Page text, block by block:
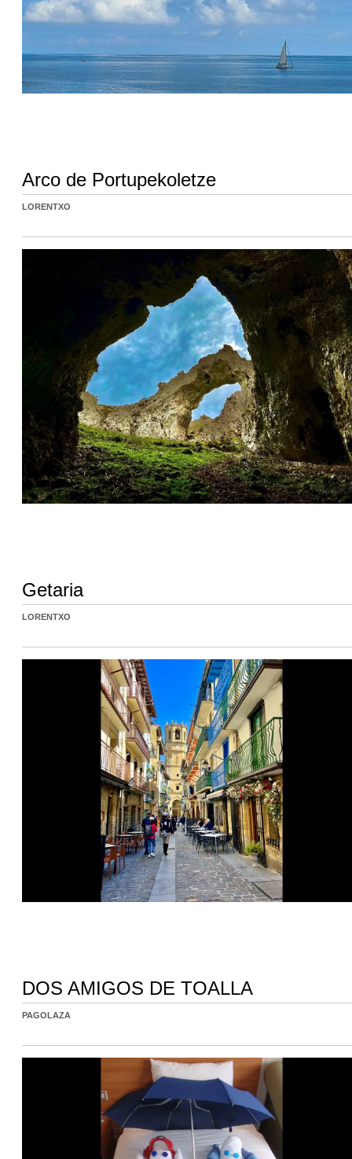
Arco de Portupekoletze
LORENTXO
Getaria
LORENTXO
DOS AMIGOS DE TOALLA
PAGOLAZA